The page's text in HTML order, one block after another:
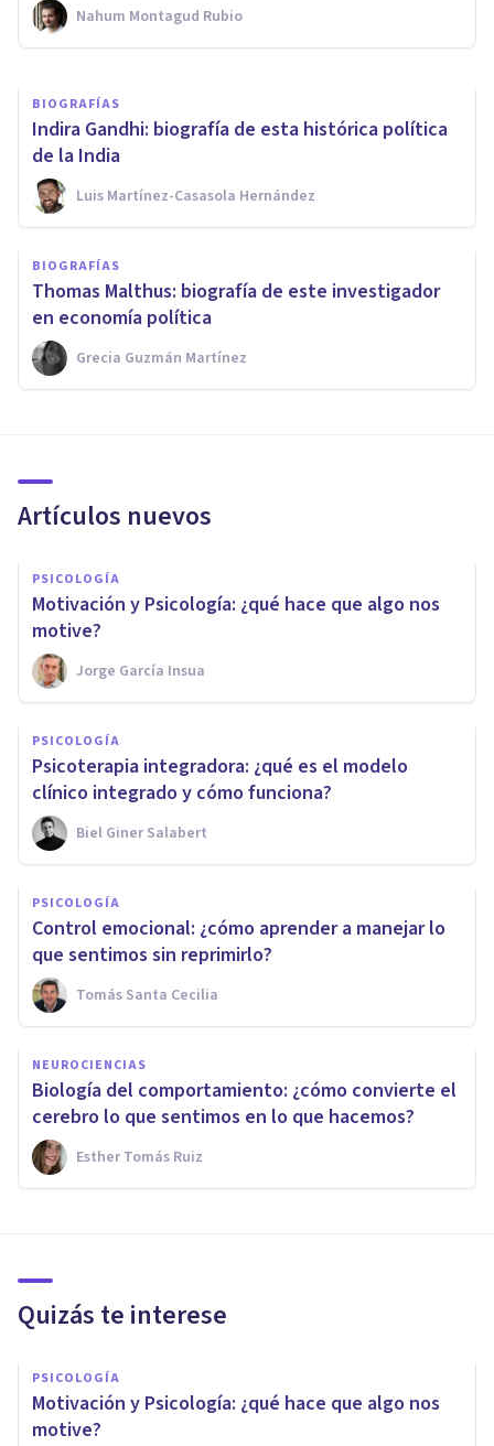
Nahum Montagud Rubio
Nahum Montagud Rubio
BIOGRAFÍAS
Indira Gandhi: biografía de esta histórica política
de la India
Luis Martínez-Casasola Hernández
BIOGRAFÍAS
Thomas Malthus: biografía de este investigador
en economía política
Grecia Guzmán Martínez
Artículos nuevos
PSICOLOGÍA
Motivación y Psicología: ¿qué hace que algo nos
motive?
Jorge García Insua
PSICOLOGÍA
Psicoterapia integradora: ¿qué es el modelo
clínico integrado y cómo funciona?
Biel Giner Salabert
PSICOLOGÍA
Control emocional: ¿cómo aprender a manejar lo
que sentimos sin reprimirlo?
Tomás Santa Cecilia
NEUROCIENCIAS
Biología del comportamiento: ¿cómo convierte el
cerebro lo que sentimos en lo que hacemos?
Esther Tomás Ruiz
Quizás te interese
PSICOLOGÍA
Motivación y Psicología: ¿qué hace que algo nos
motive?